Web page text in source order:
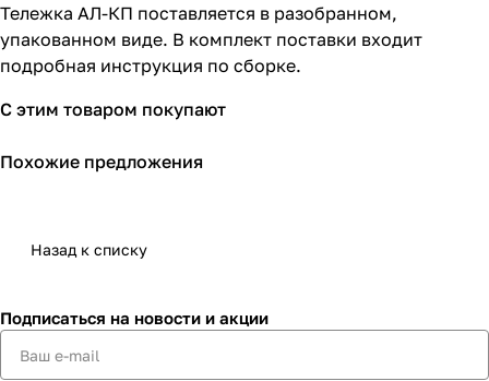
Тележка АЛ-КП поставляется в разобранном,
упакованном виде. В комплект поставки входит
подробная инструкция по сборке.
С этим товаром покупают
Похожие предложения
Назад к списку
Подписаться на новости и акции